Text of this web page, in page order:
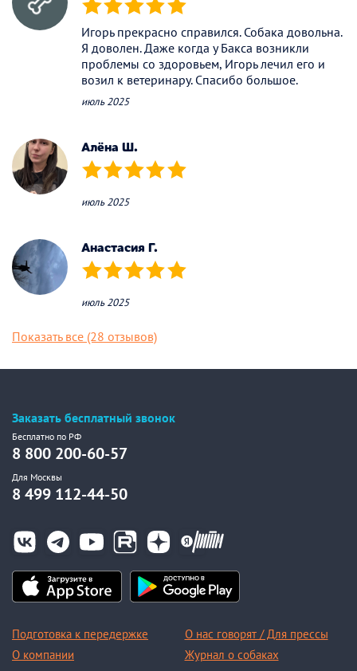
(*) (*) (*) (*) (*)
Игорь прекрасно справился. Собака довольна.
Я доволен. Даже когда у Бакса возникли
проблемы со здоровьем, Игорь лечил его и
возил к ветеринару. Спасибо большое.
июль 2025
Алёна Ш.
(*) (*) (*) (*) (*)
июль 2025
Анастасия Г.
(*) (*) (*) (*) (*)
июль 2025
Показать все (28 отзывов)
Заказать бесплатный звонок
Бесплатно по РФ
8 800 200-60-57
Для Москвы
8 499 112-44-50
Подготовка к передержке
О компании
О нас говорят / Для прессы
Журнал о собаках